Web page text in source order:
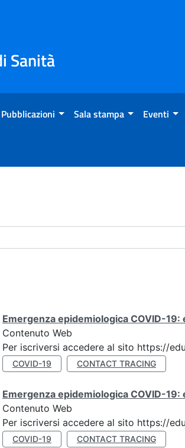
Sanità
Pubblicazioni Sala stampa Eventi
Emergenza epidemiologica COVID-
Contenuto Web
Per iscriversi accedere al sito https://
COVID-19 CONTACT TRACING
Emergenza epidemiologica COVID-
Contenuto Web
Per iscriversi accedere al sito https://
COVID-19 CONTACT TRACING